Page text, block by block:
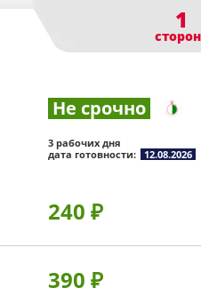
1
Не срочно
3 рабочих дня
дата готовности:
12.08.2026
240 ₽
390 ₽